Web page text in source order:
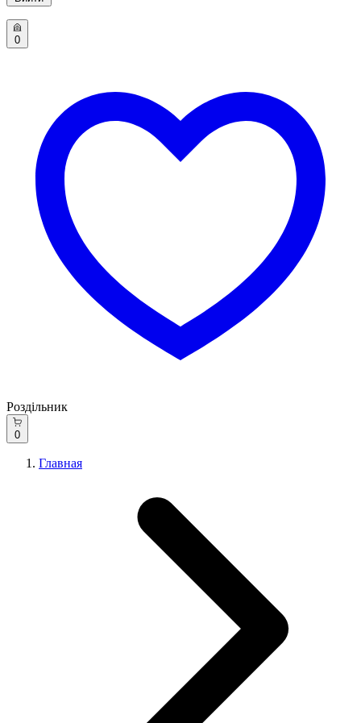
0
Роздільник
0
Главная